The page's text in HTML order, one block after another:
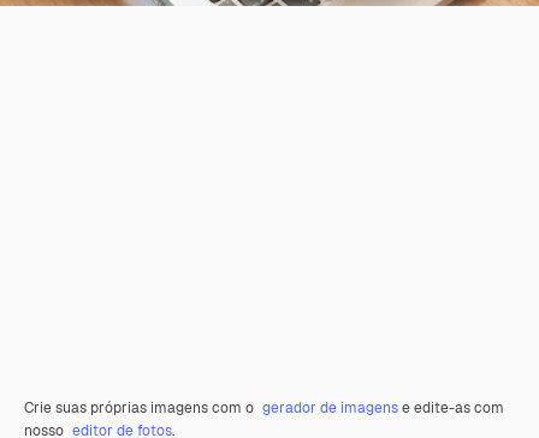
Crie suas próprias imagens com o gerador de imagense edite-as com
nosso editor de fotos.